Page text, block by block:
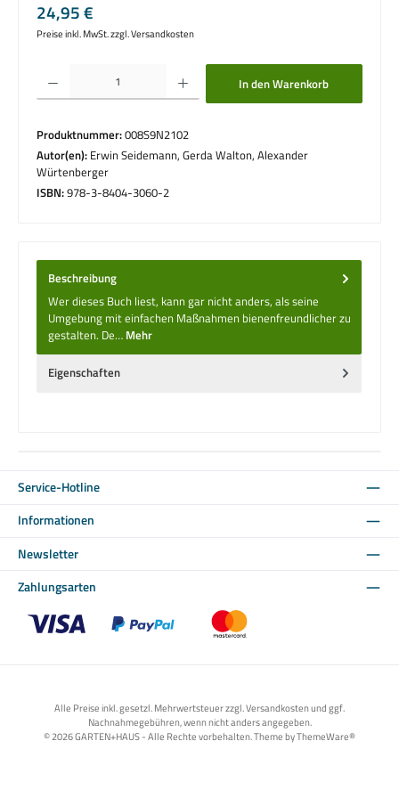
Regulärer Preis:
24,95 €
Preise inkl. MwSt. zzgl. Versandkosten
Produkt Anzahl: Gib den gewünschten Wert ein oder benutze die Schaltflächen um
In den Warenkorb
Produktnummer:008S9N2102
Autor(en): Erwin Seidemann, Gerda Walton, Alexander
Würtenberger
ISBN:978-3-8404-3060-2
Beschreibung
Wer dieses Buch liest, kann gar nicht anders, als seine
Umgebung mit einfachen Maßnahmen bienenfreundlicher zu
gestalten. De… Mehr
Eigenschaften
Service-Hotline
Informationen
Newsletter
Zahlungsarten
Alle Preise inkl. gesetzl. Mehrwertsteuer zzgl. Versandkosten und ggf.
Nachnahmegebühren, wenn nicht anders angegeben.
© 2026 GARTEN+HAUS - Alle Rechte vorbehalten. Theme byThemeWare®